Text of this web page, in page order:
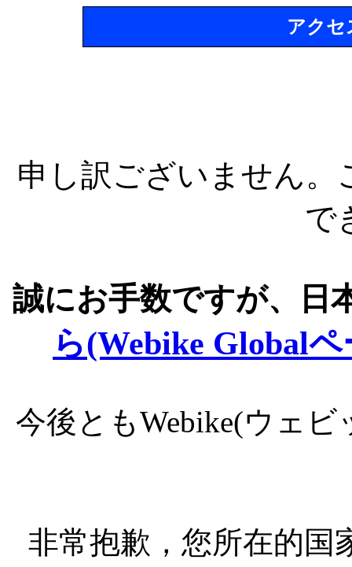
アクセ
申し訳ございません
で
誠にお手数ですが、日
ら(Webike Global
今後ともWebike(ウェ
非常抱歉，您所在的国